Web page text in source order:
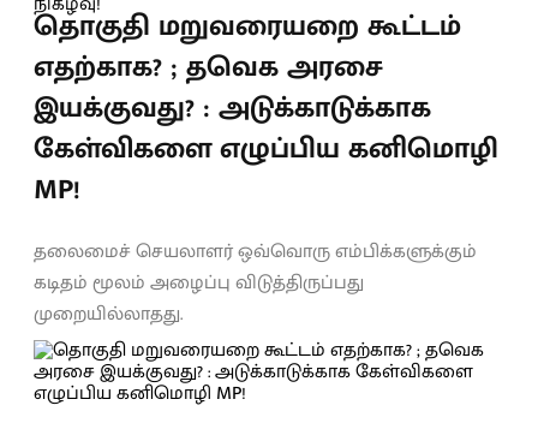
தொகுதி மறுவரையறை கூட்டம்
எதற்காக? ; தவெக அரசை
இயக்குவது? : அடுக்காடுக்காக
கேள்விகளை எழுப்பிய கனிமொழி
MP!
தலைமைச் செயலாளர் ஒவ்வொரு எம்பிக்களுக்கும்
கடிதம் மூலம் அழைப்பு விடுத்திருப்பது
முறையில்லாதது.